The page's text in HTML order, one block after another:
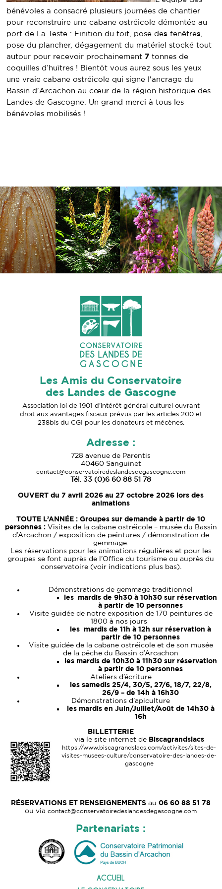
bénévoles a consacré plusieurs journées de chantier
pour reconstruire une cabane ostréicole démontée au
port de La Teste : Finition du toit, pose des fenêtres,
pose du plancher, dégagement du matériel stocké tout
autour pour recevoir prochainement 7 tonnes de
coquilles d’huîtres ! Bientôt vous aurez sous les yeux
une vraie cabane ostréicole qui signe l'ancrage du
Bassin d'Arcachon au cœur de la région historique des
Landes de Gascogne. Un grand merci à tous les
bénévoles mobilisés !
Les Amis du Conservatoire
des Landes de Gascogne
Association loi de 1901 d’intérêt général culturel ouvrant
droit aux avantages fiscaux prévus par les articles 200 et
238bis du CGI pour les donateurs et mécènes.
Adresse :
728 avenue de Parentis
40460 Sanguinet
contact@conservatoiredeslandesdegascogne.com
Tél. 33 (0)6 60 88 51 78
OUVERT du 7 avril 2026 au 27 octobre 2026 lors des
animations
TOUTE L’ANNÉE :Groupes sur demande à partir de 10
personnes : Visites de la cabane ostréicole – musée du Bassin
d’Arcachon / exposition de peintures / démonstration de
gemmage.
Les réservations pour les animations régulières et pour les
groupes se font auprès de l’Office du tourisme ou auprès du
conservatoire (voir indications plus bas).
Démonstrations de gemmage traditionnel
les mardis de 9h30 à 10h30 sur réservation
à partir de 10 personnes
Visite guidée de notre exposition de 170 peintures de
1800 à nos jours
les mardis de 11h à 12h sur réservation à
partir de 10 personnes
Visite guidée de la cabane ostréicole et de son musée
de la pêche du Bassin d’Arcachon
les mardis de 10h30 à 11h30 sur réservation
à partir de 10 personnes
Ateliers d’écriture
les samedis 25/4, 30/5, 27/6, 18/7, 22/8,
26/9 – de 14h à 16h30
Démonstrations d’apiculture
les mardis en Juin/Juillet/Août de 14h30 à
16h
BILLETTERIE
via le site internet de Biscagrandslacs
https://www.biscagrandslacs.com/activites/sites-de-
visites-musees-culture/conservatoire-des-landes-de-
gascogne
RÉSERVATIONS ET RENSEIGNEMENTS au06 60 88 51 78
ou viacontact@conservatoiredeslandesdegascogne.com
Partenariats :
ACCUEIL